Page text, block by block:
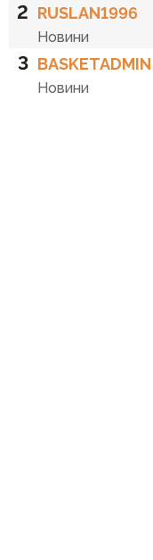
2 RUSLAN1996
Новини
3 BASKETADMIN
Новини